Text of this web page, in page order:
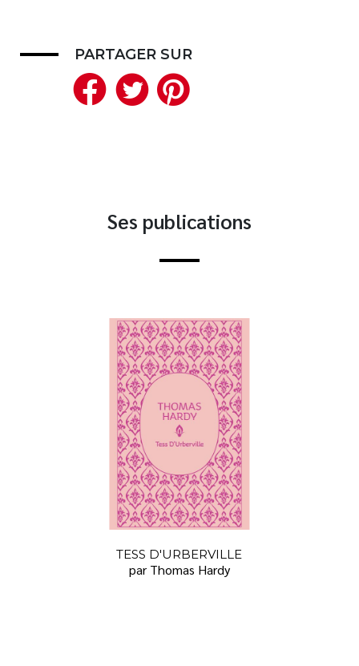
À PROPOS
CONTACT
PARTAGER SUR
Facebook
Twitter
Ses publications
TESS D'URBERVILLE
par Thomas Hardy